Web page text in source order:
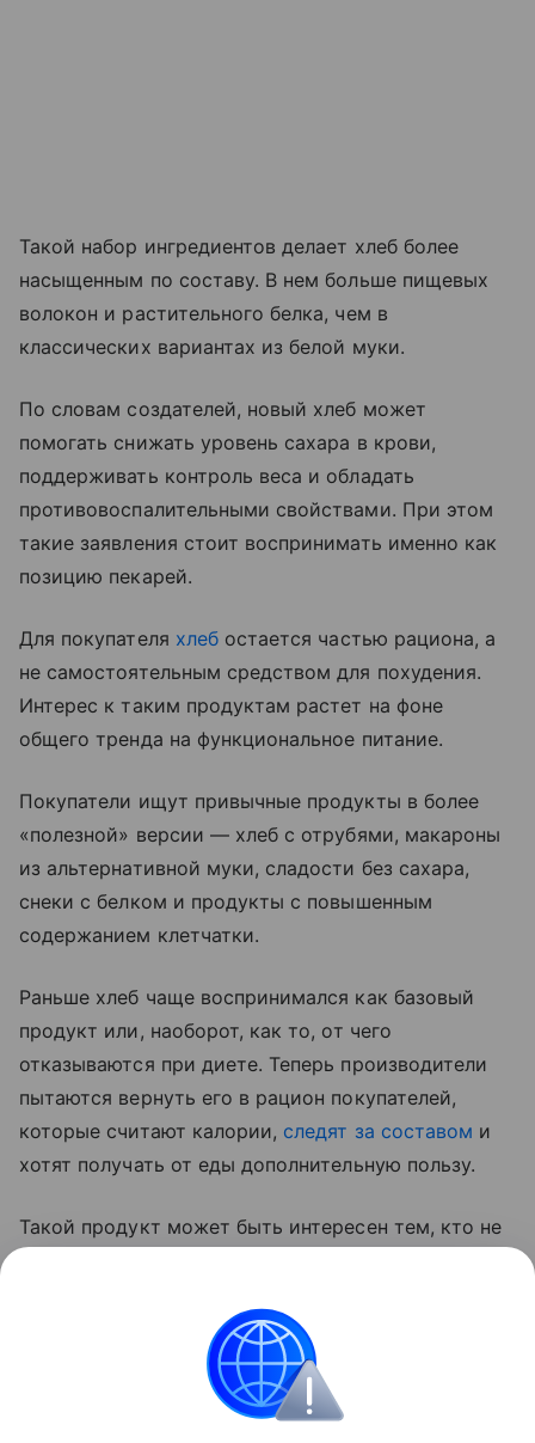
Такой набор ингредиентов делает хлеб более
насыщенным по составу. В нем больше пищевых
волокон и растительного белка, чем в
классических вариантах из белой муки.
По словам создателей, новый хлеб может
помогать снижать уровень сахара в крови,
поддерживать контроль веса и обладать
противовоспалительными свойствами. При этом
такие заявления стоит воспринимать именно как
позицию пекарей.
Для покупателя хлебостается частью рациона, а
не самостоятельным средством для похудения.
Интерес к таким продуктам растет на фоне
общего тренда на функциональное питание.
Покупатели ищут привычные продукты в более
«полезной» версии — хлеб с отрубями, макароны
из альтернативной муки, сладости без сахара,
снеки с белком и продукты с повышенным
содержанием клетчатки.
Раньше хлеб чаще воспринимался как базовый
продукт или, наоборот, как то, от чего
отказываются при диете. Теперь производители
пытаются вернуть его в рацион покупателей,
которые считают калории, следят за составом и
хотят получать от еды дополнительную пользу.
Такой продукт может быть интересен тем, кто не
сытный вариант с цельнозерновой мукой,
отрубями и растительным белком.